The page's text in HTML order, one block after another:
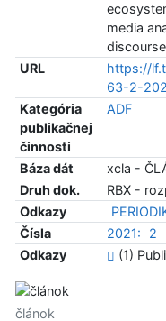
media
URL
https://
63-2-
Kategória
publikačnej
činnosti
ADF
Báza dát
xcla -
Druh dok.
RBX -
Odkazy
Čísla
2021:
2
Odkazy
(1)
článok